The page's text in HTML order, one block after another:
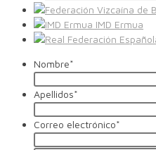
IMD Ermua
Nombre*
Apellidos*
Correo electrónico*